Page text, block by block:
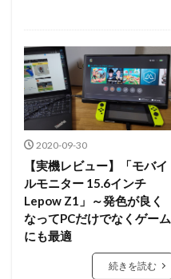
2020-09-30
【実機レビュー】「モバイ
ルモニター 15.6インチ
Lepow Z1」～発色が良く
なってPCだけでなくゲーム
にも最適
続きを読む